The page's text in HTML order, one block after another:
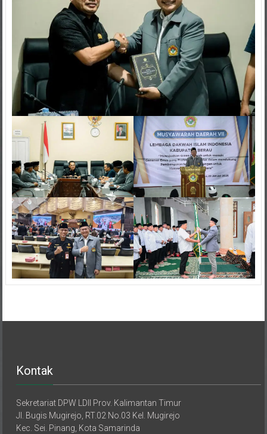
Jl. Bugis Mugirejo, RT.02 No.03 Kel. Mugirejo
Kec. Sei. Pinang, Kota Samarinda
Provinsi Kalimantan Timur